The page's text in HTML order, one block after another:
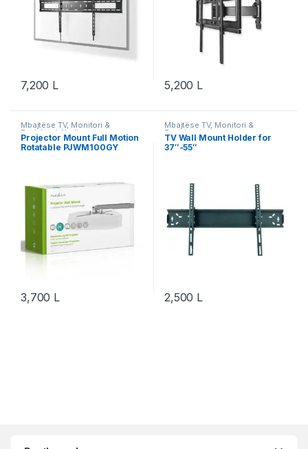
7,200 L 5,200 L
Mbajtëse TV, Monitori &
Projektori Nedis
Projector Mount Full Motion
Rotatable PJWM100GY
3,700 L
Mbajtëse TV, Monitori &
Projektori
TV Wall Mount Holder for
37″-55″
2,500 L